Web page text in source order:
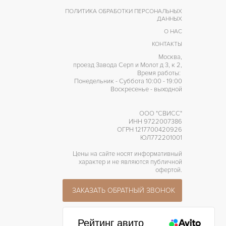
ПОЛИТИКА ОБРАБОТКИ ПЕРСОНАЛЬНЫХ
ДАННЫХ
О НАС
КОНТАКТЫ
Москва,
проезд Завода Серп и Молот д 3, к 2,
Время работы:
Понедельник - Суббота 10:00 - 19:00
Воскресенье - выходной
ООО "СВИСС"
ИНН 9722007386
ОГРН 1217700420926
ЮЛ772201001
Цены на сайте носят информативный
характер и не являются публичной
офертой.
ЗАКАЗАТЬ ОБРАТНЫЙ ЗВОНОК
Рейтинг авито